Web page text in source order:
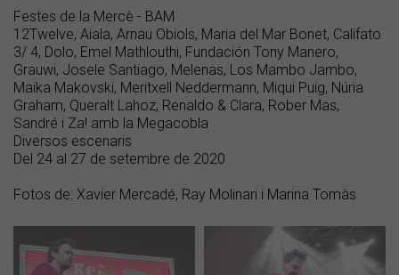
Festes de la Mercè - BAM
12Twelve, Aiala, Arnau Obiols, Maria del Mar Bonet, Califato
3/ 4, Dolo, Emel Mathlouthi, Fundación Tony Manero,
Grauwi, Josele Santiago, Melenas, Los Mambo Jambo,
Maika Makovski, Meritxell Neddermann, Miqui Puig, Núria
Graham, Queralt Lahoz, Renaldo & Clara, Rober Mas,
Sandré i Za! amb la Megacobla
Diversos escenaris
Del 24 al 27 de setembre de 2020
Fotos de: Xavier Mercadé, Ray Molinari i Marina Tomàs